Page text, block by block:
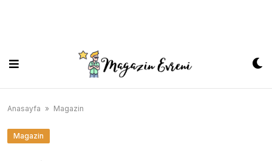
content
Anasayfa » Magazin
Magazin